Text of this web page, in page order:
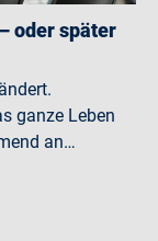
oder später
ganze Leben
an…